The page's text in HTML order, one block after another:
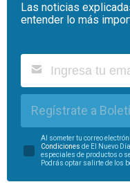
Las noticias
entender lo más
Regístrate a
Al someter tu correo
Condiciones de El Nuevo
especiales de productos o
Podrás optar salirte de los